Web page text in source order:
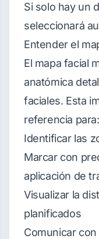
Si solo hay un
seleccionará
Entender el
El mapa facial
anatómica
faciales. Esta
referencia para:
Identificar las
Marcar con
aplicación de
Visualizar la
planificados
Comunicar